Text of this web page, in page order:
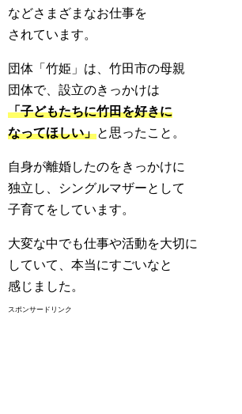
などさまざまなお仕事を
されています。
団体「竹姫」は、竹田市の母親
団体で、設立のきっかけは
「子どもたちに竹田を好きに
なってほしい」と思ったこと。
自身が離婚したのをきっかけに
独立し、シングルマザーとして
子育てをしています。
大変な中でも仕事や活動を大切に
していて、本当にすごいなと
感じました。
スポンサードリンク